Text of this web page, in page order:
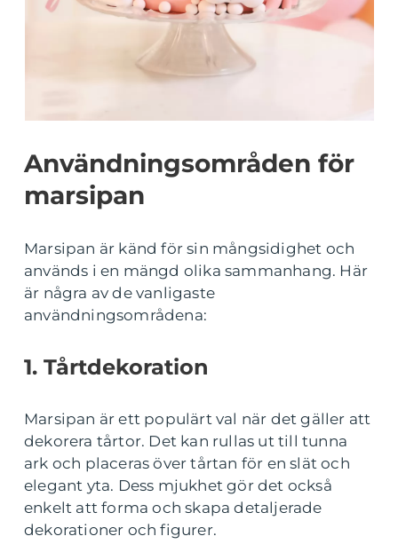
Användningsområden för
marsipan
Marsipan är känd för sin mångsidighet och
används i en mängd olika sammanhang. Här
är några av de vanligaste
användningsområdena:
1. Tårtdekoration
Marsipan är ett populärt val när det gäller att
dekorera tårtor. Det kan rullas ut till tunna
ark och placeras över tårtan för en slät och
elegant yta. Dess mjukhet gör det också
enkelt att forma och skapa detaljerade
dekorationer och figurer.